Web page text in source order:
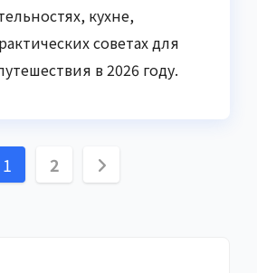
кухне,
советах для
в 2026 году.
Пагинация
1 2